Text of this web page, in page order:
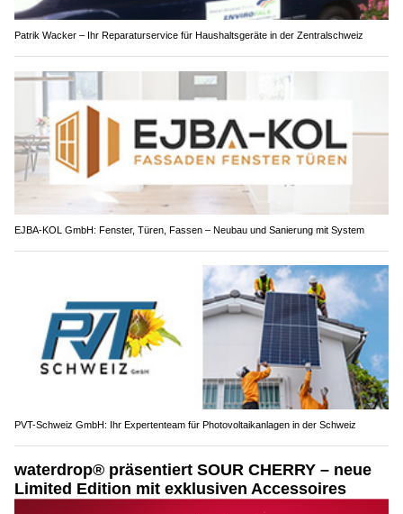
Patrik Wacker – Ihr Reparaturservice für Haushaltsgeräte in der Zentralschweiz
EJBA-KOL GmbH: Fenster, Türen, Fassen – Neubau und Sanierung mit System
PVT-Schweiz GmbH: Ihr Expertenteam für Photovoltaikanlagen in der Schweiz
waterdrop® präsentiert SOUR CHERRY – neue
Limited Edition mit exklusiven Accessoires